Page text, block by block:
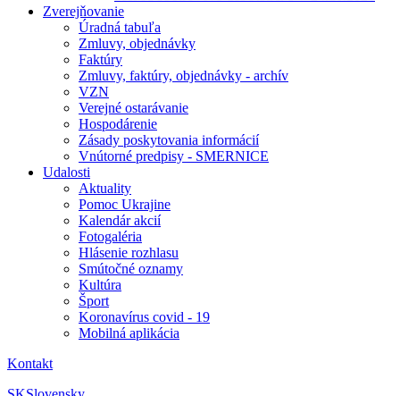
Zverejňovanie
Úradná tabuľa
Zmluvy, objednávky
Faktúry
Zmluvy, faktúry, objednávky - archív
VZN
Verejné ostarávanie
Hospodárenie
Zásady poskytovania informácií
Vnútorné predpisy - SMERNICE
Udalosti
Aktuality
Pomoc Ukrajine
Kalendár akcií
Fotogaléria
Hlásenie rozhlasu
Smútočné oznamy
Kultúra
Šport
Koronavírus covid - 19
Mobilná aplikácia
Kontakt